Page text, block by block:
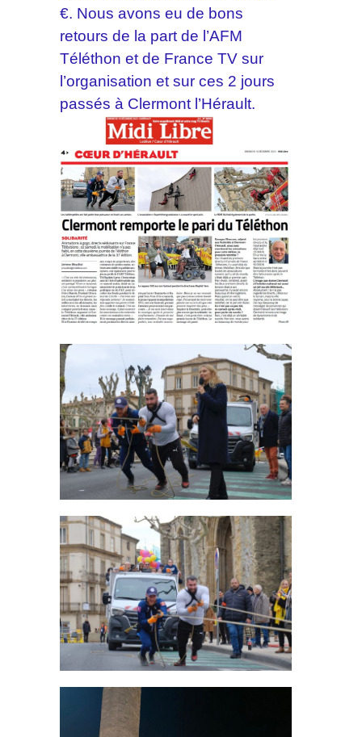
€. Nous avons eu de bons
retours de la part de l’AFM
Téléthon et de France TV sur
l’organisation et sur ces 2 jours
passés à Clermont l’Hérault.